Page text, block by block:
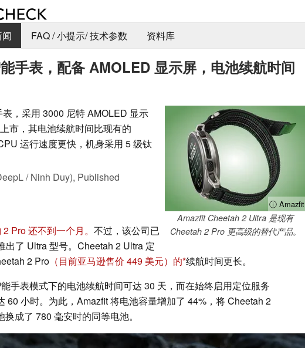
闻 FAQ / 小提示/ 技术参数 资料库
手表，配备 AMOLED 显示屏，电池续航时间
ⓘ Amazfit
Amazfit Cheetah 2 Ultra 是现有
Cheetah 2 Pro 更高级的替代产品。
，采用 3000 尼特 AMOLED 显示
市，其电池续航时间比现有的
运行速度更快，机身采用 5 级钛
/ Ninh Duy), Published
Pro 还不到一个月。 不过，该公司已
出了 Ultra 型号。Cheetah 2 Ultra 定
2 Pro （目前亚马逊售价 449 美元）的 续航时间更长。
手表模式下的电池续航时间可达 30 天，而在始终启用定位服务
60 小时。为此，Amazfit 将电池容量增加了 44%，将 Cheetah 2
成了 780 毫安时的同等电池。